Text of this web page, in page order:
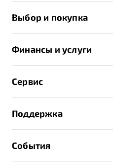
X70
Выбор и покупка
Спецпредложения и Акции
Записаться на тест-драйв
Получить предложение
Финансы и услуги
Трейд-ин
Страхование
Расчет КАСКО
Сервис
Руководство по эксплуатации
Техническое обслуживание
Калькулятор ТО
Поддержка
События